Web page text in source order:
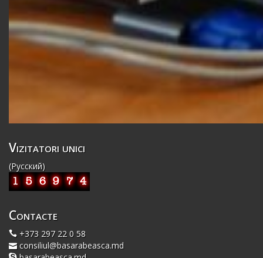
Vizitatori unici
(Русский)
Contacte
+373 297 22 0 58
consiliul@basarabeasca.md